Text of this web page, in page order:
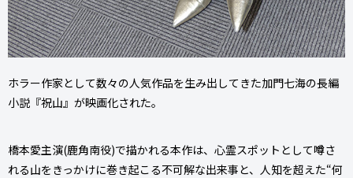
ホラー作家として数々の人気作品を生み出してきた加門七海の長編
小説『祝山』が映画化された。
橋本愛主演(鹿角南役)で描かれる本作は、心霊スポットとして噂さ
れる山をきっかけに巻き起こる不可解な出来事と、人知を超えた“何